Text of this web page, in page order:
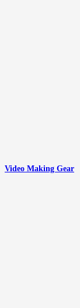
Video Making Gear